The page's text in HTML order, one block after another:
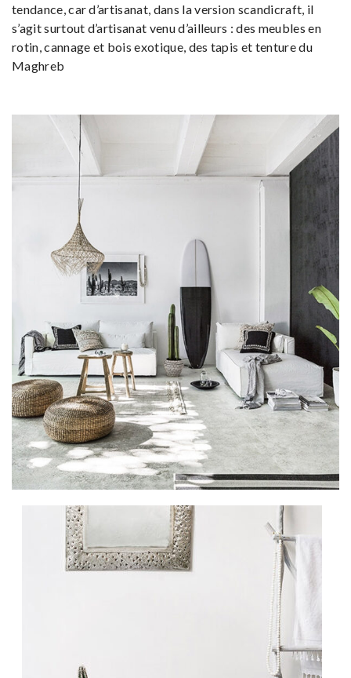
tendance, car d’artisanat, dans la version scandicraft, il
s’agit surtout d’artisanat venu d’ailleurs : des meubles en
rotin, cannage et bois exotique, des tapis et tenture du
Maghreb